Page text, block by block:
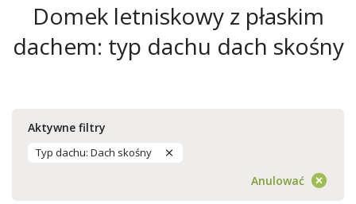
Domek letniskowy z płaskim
dachem: typ dachu dach skośny
Aktywne filtry
Typ dachu: Dach skośny
Anulować